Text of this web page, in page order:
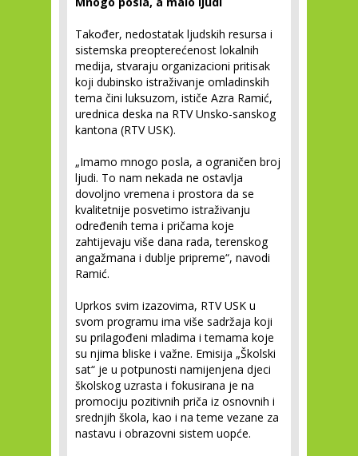
Također, nedostatak ljudskih resursa i
sistemska preopterećenost lokalnih
medija, stvaraju organizacioni pritisak
koji dubinsko istraživanje omladinskih
tema čini luksuzom, ističe Azra Ramić,
urednica deska na RTV Unsko-sanskog
kantona (RTV USK).
„Imamo mnogo posla, a ograničen broj
ljudi. To nam nekada ne ostavlja
dovoljno vremena i prostora da se
kvalitetnije posvetimo istraživanju
određenih tema i pričama koje
zahtijevaju više dana rada, terenskog
angažmana i dublje pripreme“, navodi
Ramić.
Uprkos svim izazovima, RTV USK u
svom programu ima više sadržaja koji
su prilagođeni mladima i temama koje
su njima bliske i važne. Emisija „Školski
sat“ je u potpunosti namijenjena djeci
školskog uzrasta i fokusirana je na
promociju pozitivnih priča iz osnovnih i
srednjih škola, kao i na teme vezane za
nastavu i obrazovni sistem uopće.